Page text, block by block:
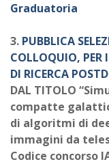
Graduatoria
3. PUBBLICA
COLLOQUIO, PER
DI RICERCA
DAL TITOLO
compatte
di algoritmi di
immagini da
Codice concorso